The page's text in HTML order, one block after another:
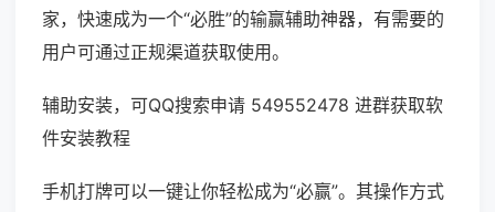
家，快速成为一个“必胜”的输赢辅助神器，有需要的
用户可通过正规渠道获取使用。
辅助安装，可QQ搜索申请 549552478 进群获取软
件安装教程
手机打牌可以一键让你轻松成为“必赢”。其操作方式